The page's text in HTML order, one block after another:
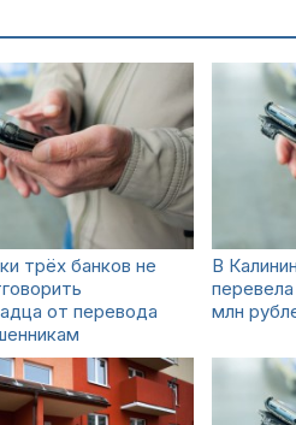
трёх банков не
от перевода
В
млн